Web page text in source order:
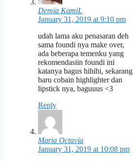
Demia KamiL
January 31, 2019 at 9:10 pm
udah lama aku penasaran deh
sama foundi nya make over,
ada beberapa temenku yang
rekomendasiin foundi ini
katanya bagus hihihi, sekarang
baru cobain highlighter dan
lipstick nya, baguuus <3
Reply
Maria Octavia
January 31, 2019 at 10:08 pm